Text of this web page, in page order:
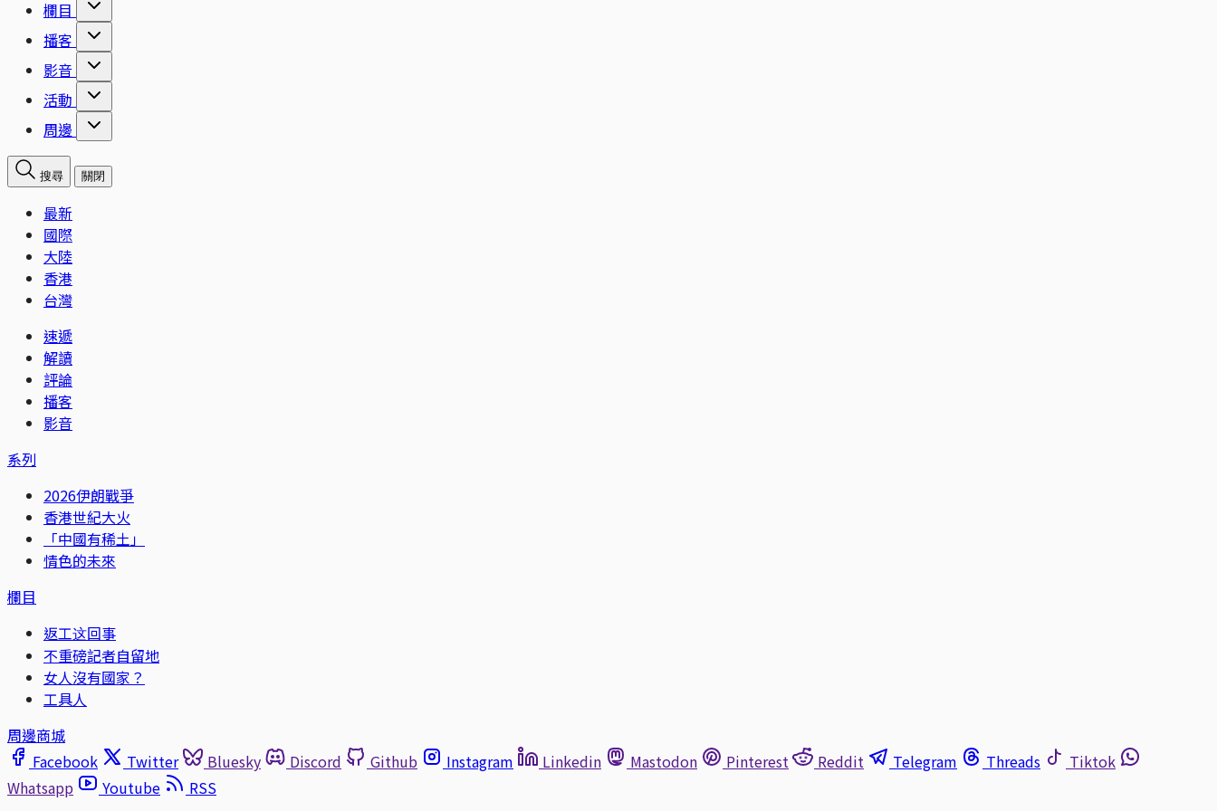
欄目
播客
影音
活動
周邊
搜尋 關閉
最新
國際
大陸
香港
台灣
速遞
解讀
評論
播客
影音
系列
2026伊朗戰爭
香港世紀大火
「中國有稀土」
情色的未來
欄目
返工这回事
不重磅記者自留地
女人沒有國家？
工具人
周邊商城
Facebook
Twitter Bluesky Discord Github Instagram Linkedin Mastodon Pinterest Reddit Telegram Threads
Tiktok
Whatsapp
Youtube RSS